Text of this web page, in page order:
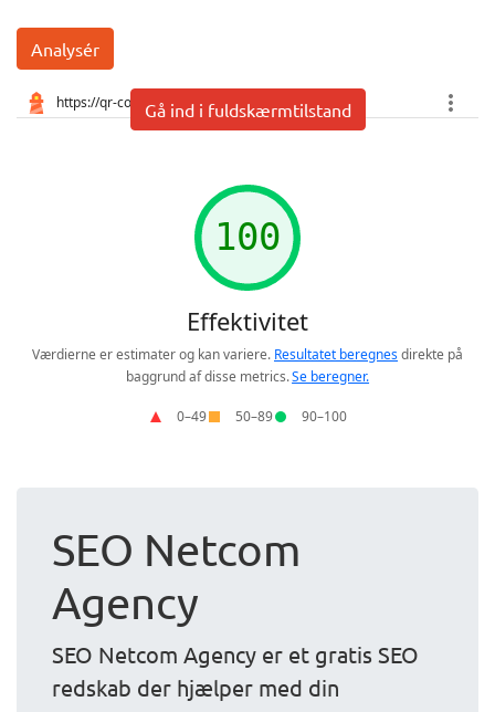
Analysér
Gå ind i fuldskærmtilstand
SEO Netcom
Agency
SEO Netcom Agency er et gratis SEO
redskab der hjælper med din